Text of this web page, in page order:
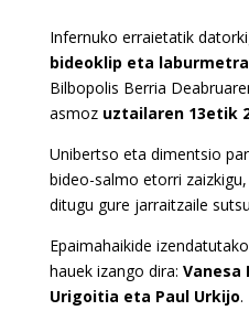
Infernuko erraietatik
bideoklip eta
Bilbopolis Berria
asmozuztailaren 13etik
Unibertso eta dimentsio
bideo-salmo etorri
ditugu gure jarraitzaile
Epaimahaikide
hauek izango dira: Vanesa
Urigoitia eta Paul Urkijo.